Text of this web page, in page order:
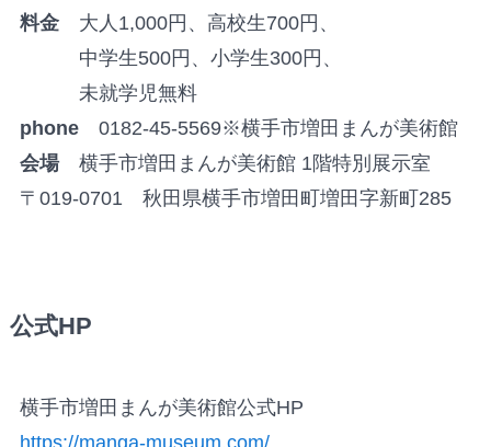
料金大人1,000円、高校生700円、
中学生500円、小学生300円、
未就学児無料
phone0182-45-5569※横手市増田まんが美術館
会場横手市増田まんが美術館 1階特別展示室
〒019-0701 秋田県横手市増田町増田字新町285
公式HP
横手市増田まんが美術館公式HP
https://manga-museum.com/